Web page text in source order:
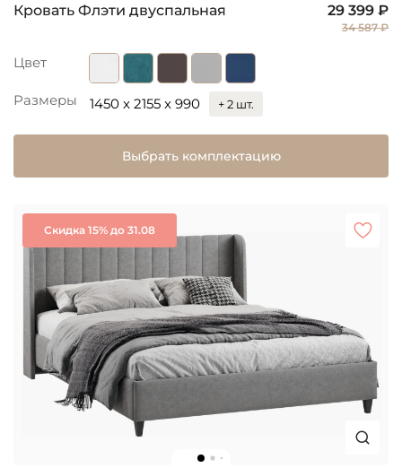
Кровать Флэти двуспальная 29 399 ₽
34 587 ₽
Цвет
Размеры 1450 x 2155 x 990 + 2 шт.
Выбрать комплектацию
Скидка 15% до 31.08